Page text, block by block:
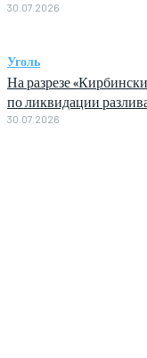
30.07.2026
Уголь
На разрезе
по ликвидации
30.07.2026